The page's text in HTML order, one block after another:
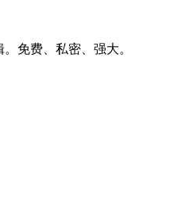
免费、私密、强大。